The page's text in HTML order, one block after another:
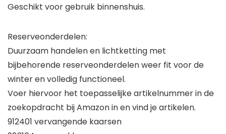
Geschikt voor gebruik binnenshuis.
Reserveonderdelen:
Duurzaam handelen en lichtketting met
bijbehorende reserveonderdelen weer fit voor de
winter en volledig functioneel.
Voer hiervoor het toepasselijke artikelnummer in de
zoekopdracht bij Amazon in en vind je artikelen.
912401 vervangende kaarsen